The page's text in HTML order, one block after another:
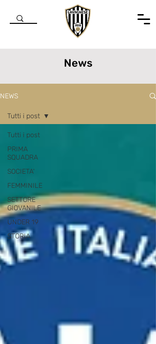
News
NEWS
Tutti i post
PRIMA
SQUADRA
SOCIETA'
FEMMINILE
SETTORE
GIOVANILE
UNDER 19
STORIA
Tutti i post